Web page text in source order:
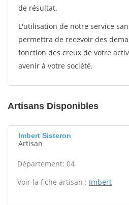
de résultat.
L'utilisation de notre service
permettra de recevoir des
fonction des creux de votre
avenir à votre société.
Artisans Disponibles
Imbert Sisteron
Artisan
Département: 04
Voir la fiche artisan : Imbert